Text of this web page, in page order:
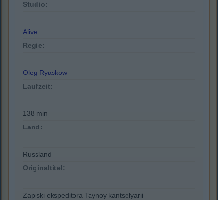
Studio:
Alive
Regie:
Oleg Ryaskow
Laufzeit:
138 min
Land:
Russland
Originaltitel:
Zapiski ekspeditora Taynoy kantselyarii